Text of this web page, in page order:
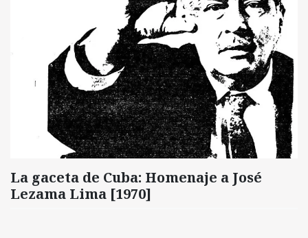
La gaceta de Cuba: Homenaje a José
Lezama Lima [1970]